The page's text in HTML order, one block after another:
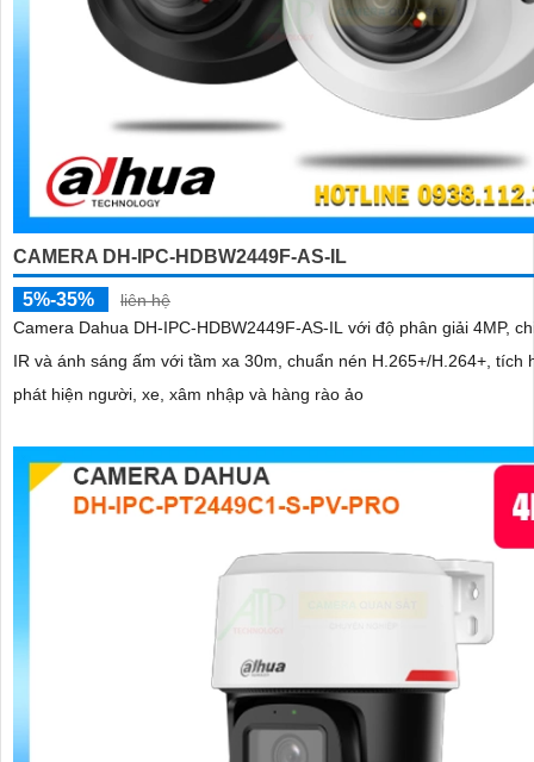
CAMERA DH-IPC-HDBW2449F-AS-IL
5%-35%
liên hệ
Camera Dahua DH-IPC-HDBW2449F-AS-IL với độ phân giải 4MP,
IR và ánh sáng ấm với tầm xa 30m, chuẩn nén H.265+/H.264+, tích
phát hiện người, xe, xâm nhập và hàng rào ảo